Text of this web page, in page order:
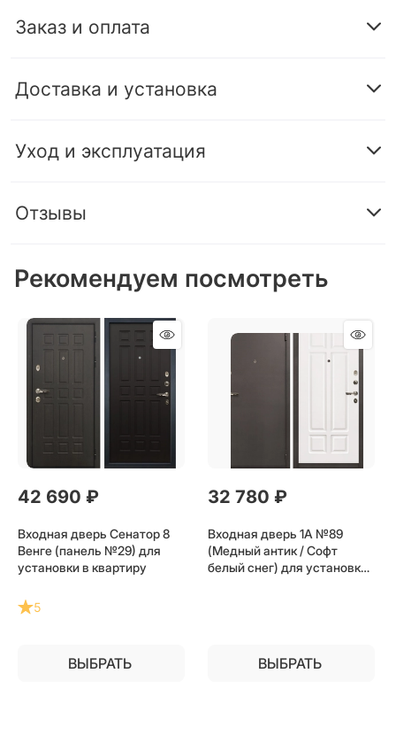
Заказ и оплата
Доставка и установка
Уход и эксплуатация
Отзывы
Рекомендуем посмотреть
42 690 ₽
Входная дверь Сенатор 8
Венге (панель №29) для
установки в квартиру
5
ВЫБРАТЬ
32 780 ₽
Входная дверь 1А №89
(Медный антик / Софт
белый снег) для установки
ВЫБРАТЬ